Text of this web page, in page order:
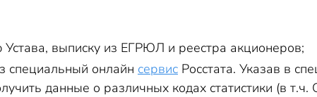
выписку из ЕГРЮЛ и реестра акционеров;
специальный онлайн сервис Росстата. Указав в
данные о различных кодах статистики (в